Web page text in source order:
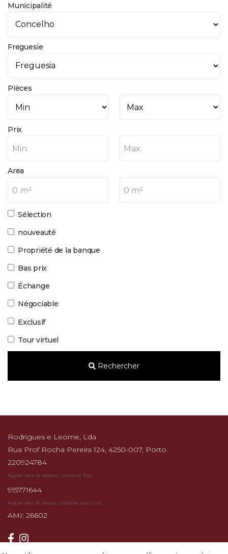
Municipalité
Freguesie
Pièces
Prix
Min. Max.
Area
0 m² 0 m²
Sélection
nouveauté
Propriété de la banque
Bas prix
Échange
Négociable
Exclusif
Tour virtuel
Rechercher
Rodrigues e Leorne, Lda
Rua Prof Rocha Pereira 124, 4250-007, Porto
220924784
Appel vers le réseau national fixe
915771644
Appel vers le réseau mobile national
AMI: 26602